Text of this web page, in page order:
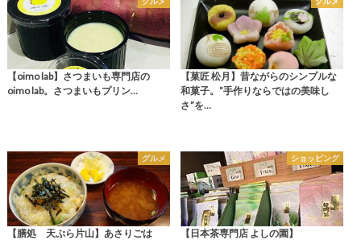
【oimo lab】さつまいも専門店の
oimo lab。さつまいもプリン…
【菓匠 松月】昔ながらのシンプルな
和菓子。”手作りならではの美味し
さ”を…
グルメ
【膳処 天ぷら片山】あさりごは
ショッピング
【日本茶専門店 よしの園】